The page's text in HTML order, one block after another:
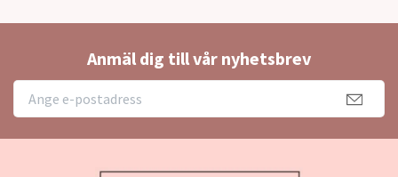
Anmäl dig till vår nyhetsbrev